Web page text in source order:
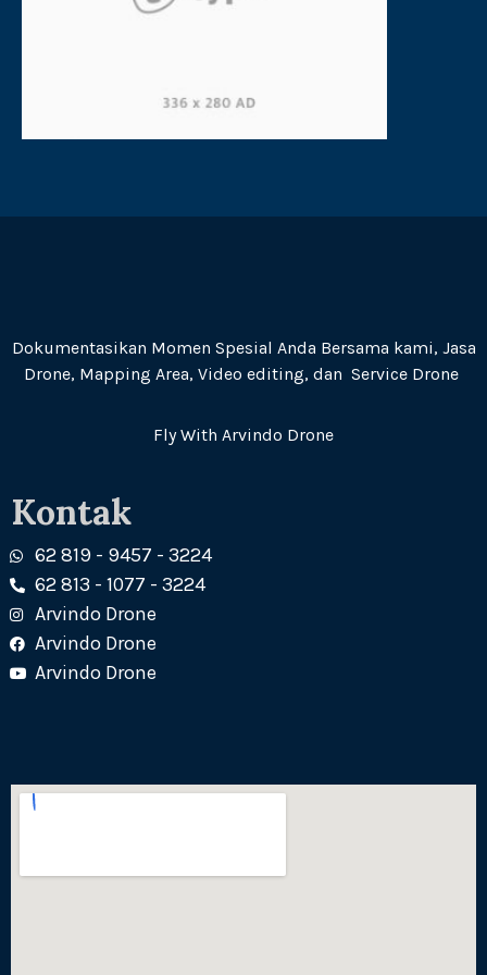
Dokumentasikan Momen Spesial Anda Bersama kami, Jasa
Drone, Mapping Area, Video editing, dan Service Drone
Fly With Arvindo Drone
Kontak
62 819 - 9457 - 3224
62 813 - 1077 - 3224
Arvindo Drone
Arvindo Drone
Arvindo Drone